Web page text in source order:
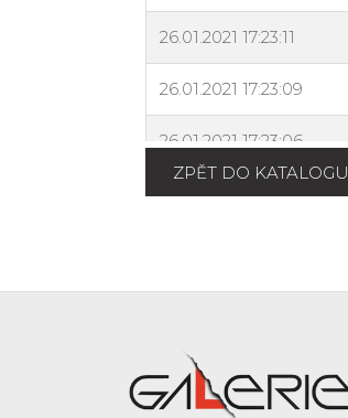
ZPĚT DO KATALOGU